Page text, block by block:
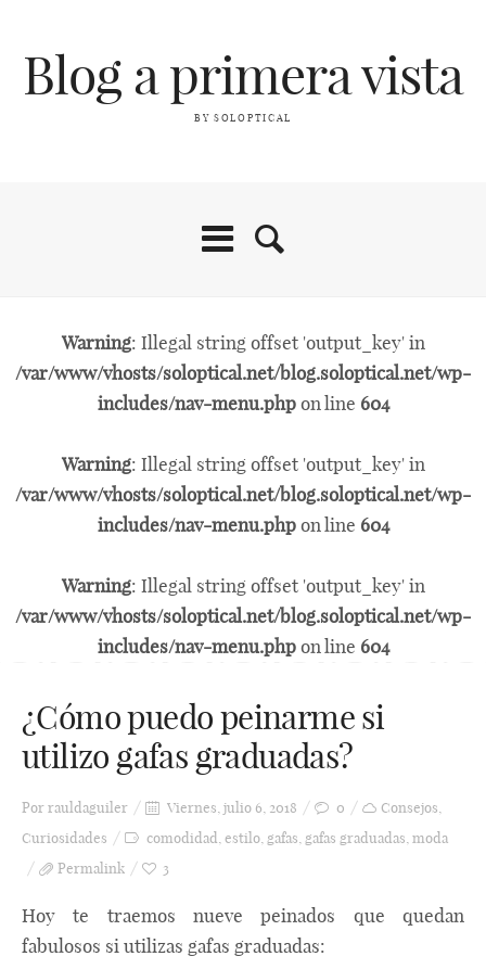
Blog a primera vista
BY SOLOPTICAL
Warning: Illegal string offset 'output_key' in
/var/www/vhosts/soloptical.net/blog.soloptical.net/wp-
includes/nav-menu.phpon line 604
Warning: Illegal string offset 'output_key' in
/var/www/vhosts/soloptical.net/blog.soloptical.net/wp-
includes/nav-menu.phpon line 604
Warning: Illegal string offset 'output_key' in
/var/www/vhosts/soloptical.net/blog.soloptical.net/wp-
includes/nav-menu.phpon line 604
¿Cómo puedo peinarme si
utilizo gafas graduadas?
Porrauldaguiler Viernes, julio 6, 2018 0 Consejos
Curiosidades
comodidad estilo gafas gafas graduadas moda
Permalink
3
Hoy te traemos nueve peinados que quedan
fabulosos si utilizas gafas graduadas: